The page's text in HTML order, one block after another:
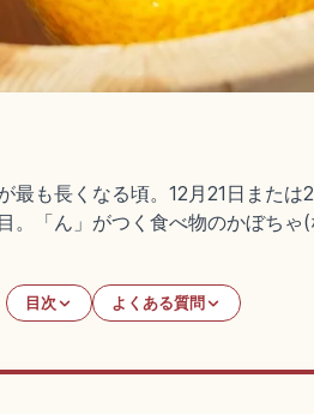
も長くなる頃。12月21日また
「ん」がつく食べ物のかぼちゃ
目次 よくある質問